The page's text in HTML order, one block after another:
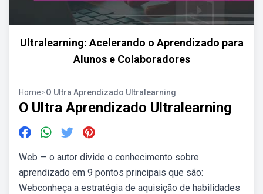
Ultralearning: Acelerando o Aprendizado para
Alunos e Colaboradores
Home>O Ultra Aprendizado Ultralearning
O Ultra Aprendizado Ultralearning
Web — o autor divide o conhecimento sobre
aprendizado em 9 pontos principais que são:
Webconheça a estratégia de aquisição de habilidades